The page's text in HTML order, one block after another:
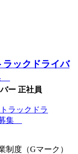
ラックドライバ
ー 正社員
制度（Gマーク）